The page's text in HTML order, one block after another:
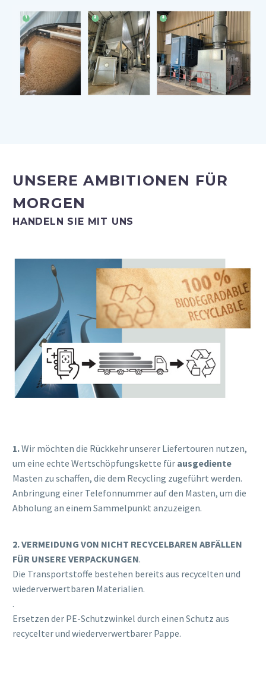
UNSERE AMBITIONEN FÜR
MORGEN
HANDELN SIE MIT UNS
1.Wir möchten die Rückkehr unserer Liefertouren nutzen,
um eine echte Wertschöpfungskette für ausgediente
Masten zu schaffen, die dem Recycling zugeführt werden.
Anbringung einer Telefonnummer auf den Masten, um die
Abholung an einem Sammelpunkt anzuzeigen.
2. VERMEIDUNG VON NICHT RECYCELBAREN ABFÄLLEN
FÜR UNSERE VERPACKUNGEN.
Die Transportstoffe bestehen bereits aus recycelten und
wiederverwertbaren Materialien.
.
Ersetzen der PE-Schutzwinkel durch einen Schutz aus
recycelter und wiederverwertbarer Pappe.